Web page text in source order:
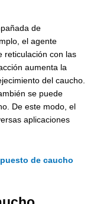
de
el agente
reticulación con las
aumenta la
del caucho.
se puede
De este modo, el
aplicaciones
de caucho